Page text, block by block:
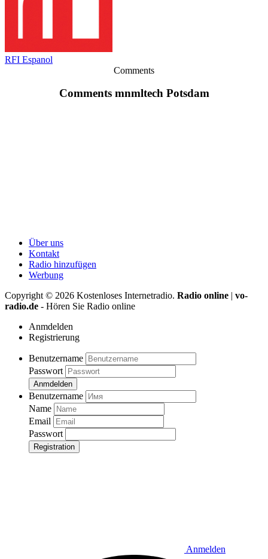
RFI Espanol
Comments
Comments mnmltech Potsdam
Über uns
Kontakt
Radio hinzufügen
Werbung
Copyright © 2026 Kostenloses Internetradio. Radio online | vo-
radio.de - Hören Sie Radio online
Anmdelden
Registrierung
Benutzername
Passwort
Anmdelden
Benutzername
Name
Email
Passwort
Registration
Anmelden